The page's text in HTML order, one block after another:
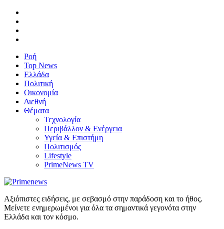
Ροή
Top News
Ελλάδα
Πολιτική
Οικονομία
Διεθνή
Θέματα
Τεχνολογία
Περιβάλλον & Ενέργεια
Υγεία & Επιστήμη
Πολιτισμός
Lifestyle
PrimeNews TV
Αξιόπιστες ειδήσεις, με σεβασμό στην παράδοση και το ήθος.
Μείνετε ενημερωμένοι για όλα τα σημαντικά γεγονότα στην
Ελλάδα και τον κόσμο.